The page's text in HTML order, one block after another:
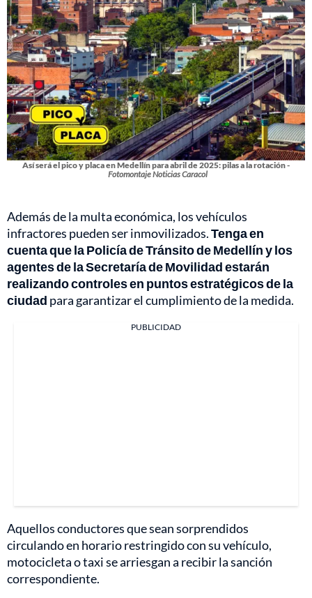
Así será el pico y placa en Medellín para abril de 2025: pilas a la rotación -
Fotomontaje Noticias Caracol
Además de la multa económica, los vehículos
infractores pueden ser inmovilizados.Tenga en
cuenta que la Policía de Tránsito de Medellín y los
agentes de la Secretaría de Movilidad estarán
realizando controles en puntosestratégicos de la
ciudad para garantizar el cumplimiento de la medida.
PUBLICIDAD
Aquellos conductores que sean sorprendidos
circulando en horario restringido con su vehículo,
motocicleta o taxi se arriesgan a recibir la sanción
correspondiente.